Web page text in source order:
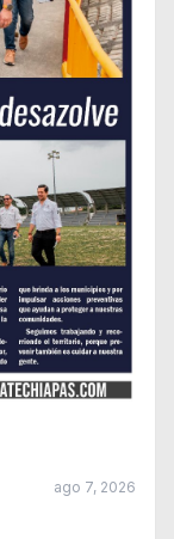
ago 7, 2026